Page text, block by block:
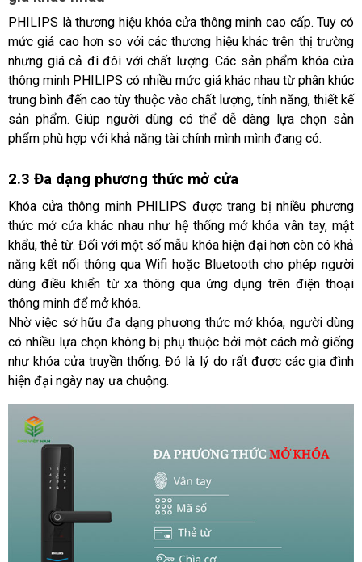
PHILIPS là thương hiệu khóa cửa thông minh cao cấp. Tuy có
mức giá cao hơn so với các thương hiệu khác trên thị trường
nhưng giá cả đi đôi với chất lượng. Các sản phẩm khóa cửa
thông minh PHILIPS có nhiều mức giá khác nhau từ phân khúc
trung bình đến cao tùy thuộc vào chất lượng, tính năng, thiết kế
sản phẩm. Giúp người dùng có thể dễ dàng lựa chọn sản
phẩm phù hợp với khả năng tài chính mình mình đang có.
2.3 Đa dạng phương thức mở cửa
Khóa cửa thông minh PHILIPS được trang bị nhiều phương
thức mở cửa khác nhau như hệ thống mở khóa vân tay, mật
khẩu, thẻ từ. Đối với một số mẫu khóa hiện đại hơn còn có khả
năng kết nối thông qua Wifi hoặc Bluetooth cho phép người
dùng điều khiển từ xa thông qua ứng dụng trên điện thoại
thông minh để mở khóa.
Nhờ việc sở hữu đa dạng phương thức mở khóa, người dùng
có nhiều lựa chọn không bị phụ thuộc bởi một cách mở giống
như khóa cửa truyền thống. Đó là lý do rất được các gia đình
hiện đại ngày nay ưa chuộng.